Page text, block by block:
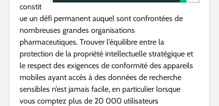
constit
ue un défi permanent auquel sont confrontées de
nombreuses grandes organisations
pharmaceutiques. Trouver l’équilibre entre la
protection de la propriété intellectuelle stratégique et
le respect des exigences de conformité des appareils
mobiles ayant accès à des données de recherche
sensibles n’est jamais facile, en particulier lorsque
vous comptez plus de 20 000 utilisateurs